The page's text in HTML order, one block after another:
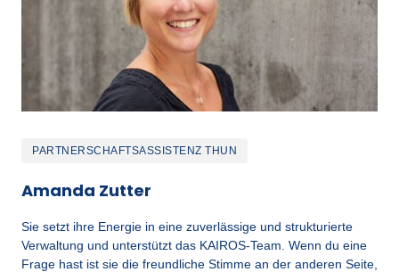
PARTNERSCHAFTSASSISTENZ THUN
Amanda Zutter
Sie setzt ihre Energie in eine zuverlässige und strukturierte
Verwaltung und unterstützt das KAIROS-Team. Wenn du eine
Frage hast ist sie die freundliche Stimme an der anderen Seite,